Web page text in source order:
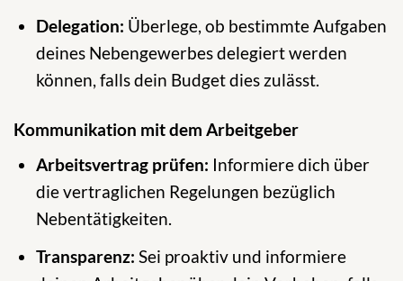
Delegation: Überlege, ob bestimmte Aufgaben
deines Nebengewerbes delegiert werden
können, falls dein Budget dies zulässt.
Kommunikation mit dem Arbeitgeber
Arbeitsvertrag prüfen: Informiere dich über
die vertraglichen Regelungen bezüglich
Nebentätigkeiten.
Transparenz: Sei proaktiv und informiere